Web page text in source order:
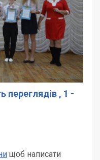
переглядів , 1 -
щоб написати